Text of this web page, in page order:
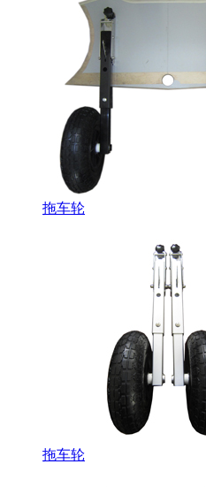
拖车轮
拖车轮